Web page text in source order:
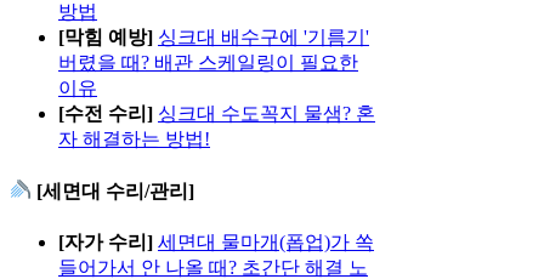
방법
[막힘 예방] 싱크대 배수구에 '기름기'
버렸을 때? 배관 스케일링이 필요한
이유
[수전 수리] 싱크대 수도꼭지 물샘? 혼
자 해결하는 방법!
[세면대 수리/관리]
[자가 수리] 세면대 물마개(폽업)가 쏙
들어가서 안 나올 때? 초간단 해결 노